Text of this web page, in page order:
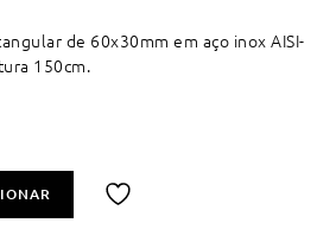
de 60x30mm em aço inox AISI-
150cm.